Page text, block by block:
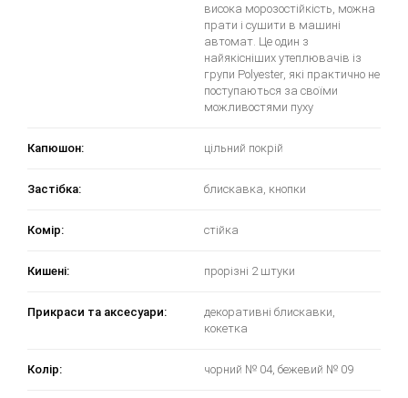
висока морозостійкість, можна
прати і сушити в машині
автомат. Це один з
найякісніших утеплювачів із
групи Polyester, які практично не
поступаються за своїми
можливостями пуху
Капюшон: цільний покрій
Застібка: блискавка, кнопки
Комір: стійка
Кишені: прорізні 2 штуки
Прикраси та аксесуари:
декоративні блискавки,
кокетка
Колір: чорний № 04, бежевий № 09